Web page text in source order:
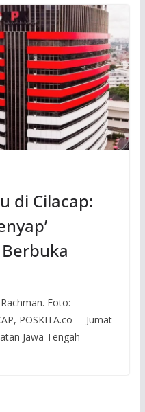
di Cilacap:
Foto:
POSKITA.co – Jumat
Jawa Tengah